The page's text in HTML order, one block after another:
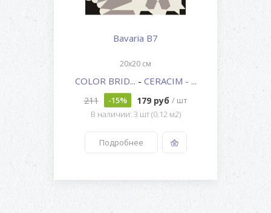
Bavaria B7
20x20 см
COLOR BRID... - CERACIM - ...
211 -15% 179 руб / шт
В наличии: 3 шт (0.12 м2)
Подробнее